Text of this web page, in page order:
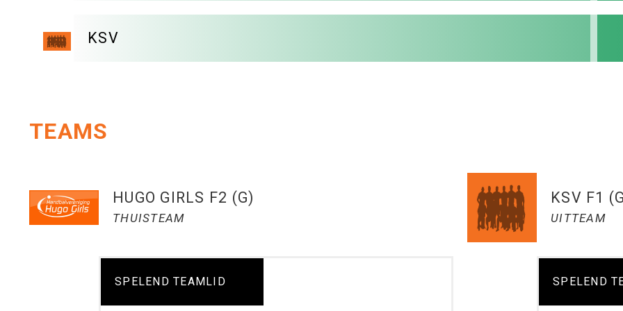
KSV
TEAMS
HUGO GIRLS F2 (G)
THUISTEAM
SPELEND TEAMLID
KSV F1
UITTEAM
SPELEND